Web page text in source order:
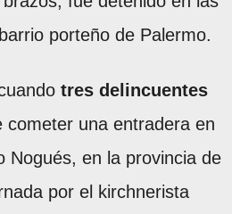
porteño de Palermo.
tres delincuentes
cometer una entradera en
Nogués, en la provincia de
por el kirchnerista